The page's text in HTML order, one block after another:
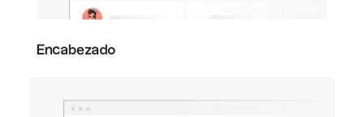
Encabezado